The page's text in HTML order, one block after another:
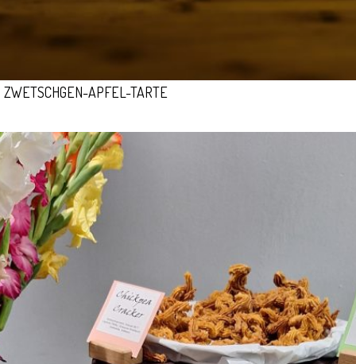
ZWETSCHGEN-APFEL-TARTE